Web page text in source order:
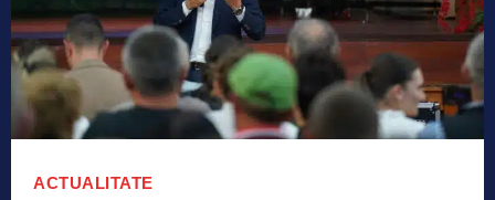
ACTUALITATE